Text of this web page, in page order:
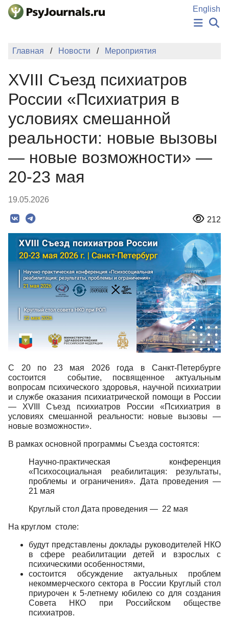
Перейти к основному содержанию
English
НОВОСТИ
ПОДАТЬ РУКОПИСЬ
БАЗА ЗНАНИЙ
КЛЮЧЕВЫЕ СЛОВА
Регистрация
Главная Новости Мероприятия
XVIII Съезд психиатров
России «Психиатрия в
условиях смешанной
реальности: новые вызовы
— новые возможности» —
20-23 мая
19.05.2026
212
С 20 по 23 мая 2026 года в Санкт-Петербурге
состоится событие, посвященное актуальным
вопросам психического здоровья, научной психиатрии
и службе оказания психиатрической помощи в России
— XVIII Съезд психиатров России «Психиатрия в
условиях смешанной реальности: новые вызовы —
новые возможности».
В рамках основной программы Съезда состоятся:
Научно-практическая конференция
«Психосоциальная реабилитация: результаты,
проблемы и ограничения». Дата проведения —
21 мая
Круглый стол Дата проведения — 22 мая
На круглом столе:
будут представлены доклады руководителей НКО
в сфере реабилитации детей и взрослых с
психическими особенностями,
состоится обсуждение актуальных проблем
некоммерческого сектора в России Круглый стол
приурочен к 5-летнему юбилею со для создания
Совета НКО при Российском обществе
психиатров.